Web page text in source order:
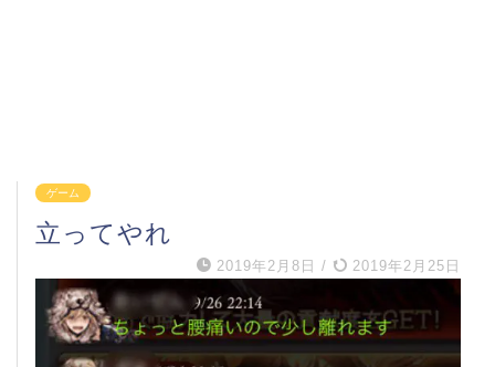
ゲーム
立ってやれ
2019年2月8日 / 2019年2月25日